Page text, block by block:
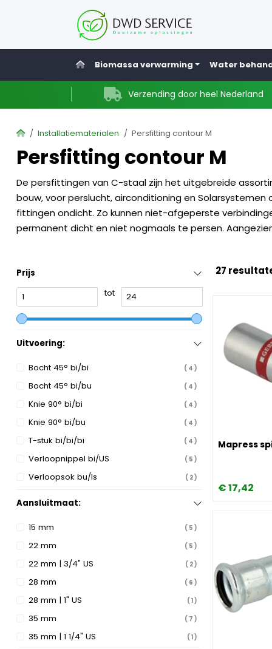
Home
Biomassa verwarming Water
Verzending door heel Nederland
HomeInstallatiematerialen Persfitting contour M
Persfitting contour M
De persfittingen van C-staal zijn het uitgebreide
bouw, voor perslucht, airconditioning en
fittingen ondicht. Zo kunnen niet-afgeperste
permanent dicht en niet nogmaals te persen.
Prijs
tot
Uitvoering:
Bocht 45° bi/bi 4
Bocht 45° bi/bu 4
Knie 90° bi/bi 4
Knie 90° bi/bu 4
T-stuk bi/bi/bi 4
Verloopnippel bi/US 5
Verloopsok bu/Is 2
Aansluitmaat:
15 mm 5
22 mm 5
22 mm | 3/4" US 2
28 mm 6
28 mm | 1" US 1
35 mm 7
35 mm | 1 1/4" US 1
27
Image
Mapress
€17,42